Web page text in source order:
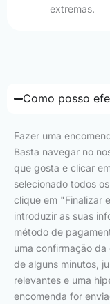
extremas.
Como posso
Fazer uma
Basta navegar no
que gosta e clicar
selecionado todos
clique em "Finalizar
introduzir as suas
método de
uma confirmação
de alguns minutos,
relevantes e uma
encomenda for